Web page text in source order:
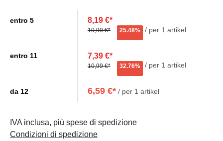
entro 5 8,19 €*
10,99 €* 25.48% / per 1 artikel
entro 11 7,39 €*
10,99 €* 32.76% / per 1 artikel
da 12 6,59 €*/ per 1 artikel
IVA inclusa, più spese di spedizione
Condizioni di spedizione